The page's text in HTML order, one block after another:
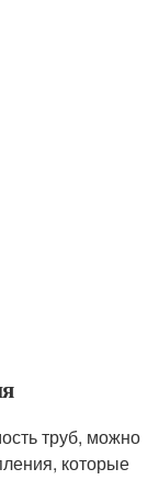
труб, можно
которые